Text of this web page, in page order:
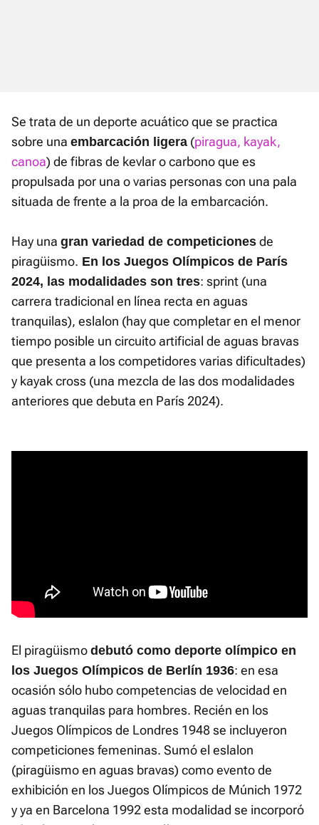
Se trata de un deporte acuático que se practica
sobre una embarcación ligera (piragua, kayak,
canoa) de fibras de kevlar o carbono que es
propulsada por una o varias personas con una pala
situada de frente a la proa de la embarcación.
Hay una gran variedad de competiciones de
piragüismo. En los Juegos Olímpicos de París
2024, las modalidades son tres: sprint (una
carrera tradicional en línea recta en aguas
tranquilas), eslalon (hay que completar en el menor
tiempo posible un circuito artificial de aguas bravas
que presenta a los competidores varias dificultades)
y kayak cross (una mezcla de las dos modalidades
anteriores que debuta en París 2024).
El piragüismo debutó como deporte olímpico en
los Juegos Olímpicos de Berlín 1936: en esa
ocasión sólo hubo competencias de velocidad en
aguas tranquilas para hombres. Recién en los
Juegos Olímpicos de Londres 1948 se incluyeron
competiciones femeninas. Sumó el eslalon
(piragüismo en aguas bravas) como evento de
exhibición en los Juegos Olímpicos de Múnich 1972
y ya en Barcelona 1992 esta modalidad se incorporó